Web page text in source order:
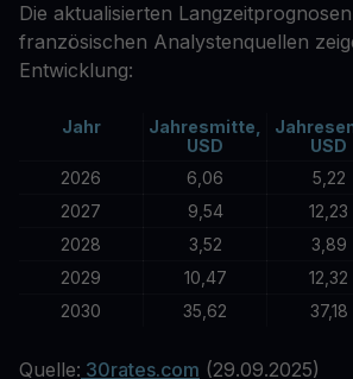
Die aktualisierten
französischen Analystenquellen
Entwicklung:
Jahr
Jahresmitte,
USD
USD
2026
6,06 5,22
2027
9,54 12,23
2028
3,52 3,89
2029
10,47 12,32
2030
35,62 37,18
Quelle: 30rates.com (29.09.2025)